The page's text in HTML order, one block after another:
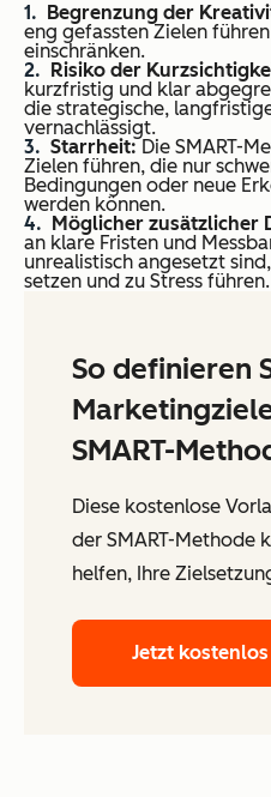
Begrenzung der
eng gefassten Zielen
einschränken.
Risiko der
kurzfristig und klar
die strategische,
vernachlässigt.
Starrheit: Die SMART-
Zielen führen, die nur
Bedingungen oder neue
werden können.
Möglicher zusätzlicher
an klare Fristen und
unrealistisch angesetzt
setzen und zu Stress führen.
So definieren
SMART-
Diese kostenlose
der SMART-Methode
helfen, Ihre
Jetzt